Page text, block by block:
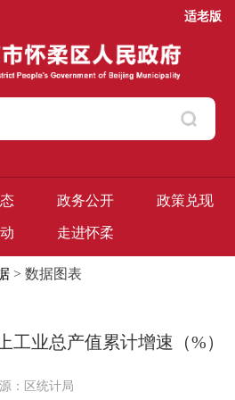
适老版
政务公开 政策兑现
走进怀柔
> 数据图表
工业总产值累计增速（%）
：区统计局